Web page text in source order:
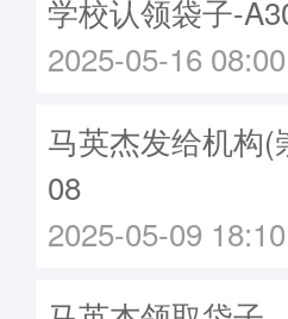
学校认领袋子-
2025-05-16
马英杰发给机构(
08
2025-05-09